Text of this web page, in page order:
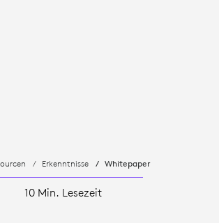
Erkenntnisse Whitepaper
10 Min. Lesezeit